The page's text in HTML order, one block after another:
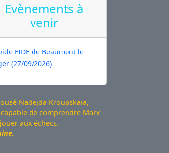
Evènements à
venir
FIDE de Beaumont le
(27/09/2026)
Nadejda Kroupskaïa,
de comprendre Marx
aux échecs.